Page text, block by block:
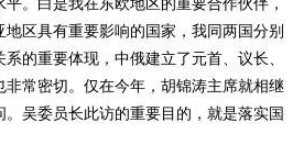
区具有重要影响的国家，我同两国分别
的重要体现，中俄建立了元首、议长、
常密切。仅在今年，胡锦涛主席就相继
吴委员长此访的重要目的，就是落实国